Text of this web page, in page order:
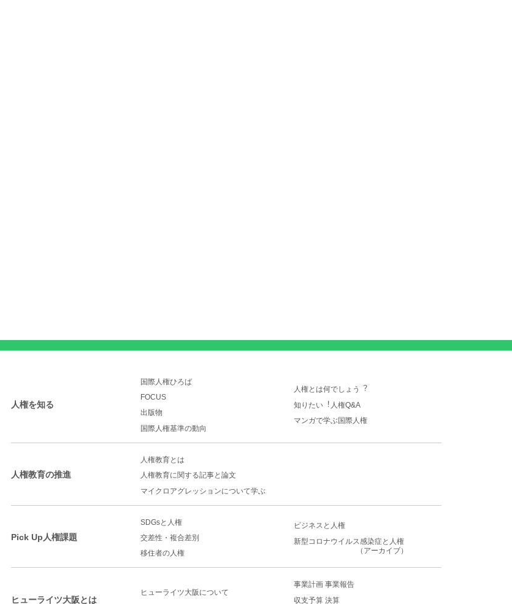
人権を知る
国際人権ひろば
FOCUS
出版物
国際人権基準の動向
人権とは何でしょう︖
知りたい︕人権Q&A
マンガで学ぶ国際人権
人権教育の推進
人権教育とは
人権教育に関する記事と論文
マイクロアグレッションについて学ぶ
Pick Up人権課題
SDGsと人権
交差性・複合差別
移住者の人権
ビジネスと人権
新型コロナウイルス感染症と人権
（アーカイブ）
ヒューライツ大阪とは
ヒューライツ大阪について
事業計画 事業報告
収支予算 決算